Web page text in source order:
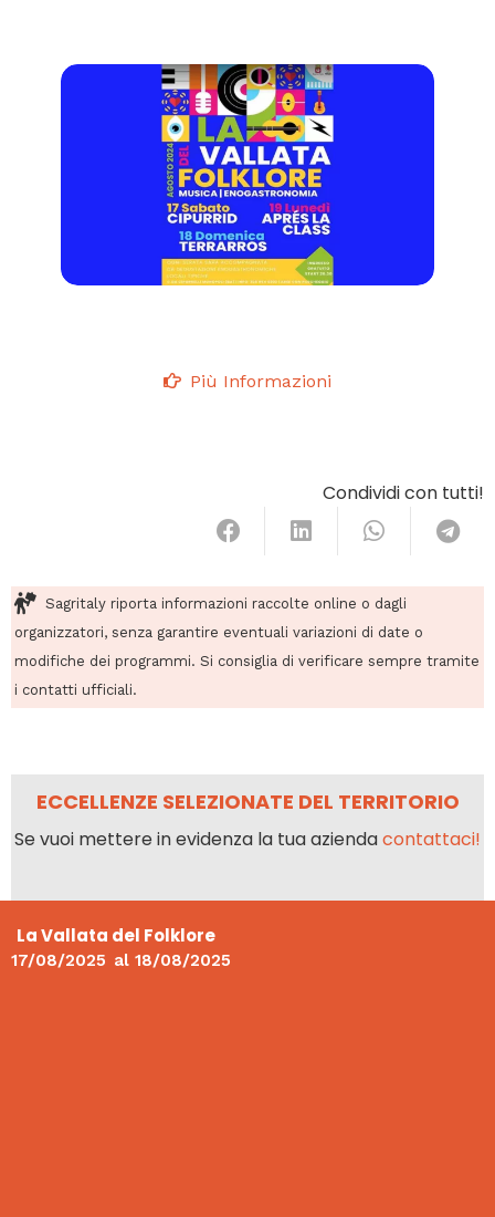
Più Informazioni
Condividi con tutti!
Sagritaly riporta informazioni raccolte online o dagli
organizzatori, senza garantire eventuali variazioni di date o
modifiche dei programmi. Si consiglia di verificare sempre tramite
i contatti ufficiali.
ECCELLENZE SELEZIONATE DEL TERRITORIO
Se vuoi mettere in evidenza la tua aziendacontattaci!
La Vallata del Folklore
17/08/2025 al 18/08/2025